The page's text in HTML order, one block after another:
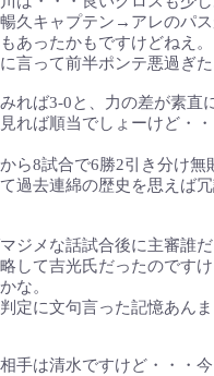
久キャプテン→アレのパ
あったかもですけどねえ
言って前半ポンテ悪過ぎ
れば3-0と、力の差が素直
れば順当でしょーけど・
ら8試合で6勝2引き分け
て過去連綿の歴史を思えば
ジメな話試合後に主審誰
して吉光氏だったのです
な。
定に文句言った記憶あん
手は清水ですけど・・・